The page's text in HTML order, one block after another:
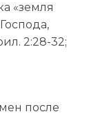
«земля
2:28-32;
после